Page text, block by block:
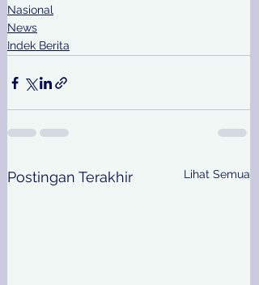
Nasional
News
Indek Berita
Postingan Terakhir Lihat Semua